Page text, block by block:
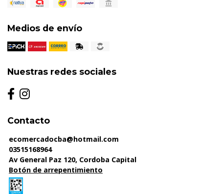
Medios de envío
Nuestras redes sociales
Contacto
ecomercadocba@hotmail.com
03515168964
Av General Paz 120, Cordoba Capital
Botón de arrepentimiento